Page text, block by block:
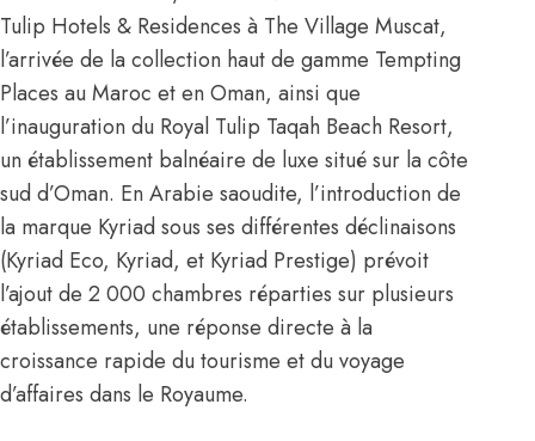
Tulip Hotels & Residences à The Village Muscat,
l’arrivée de la collection haut de gamme Tempting
Places au Maroc et en Oman, ainsi que
l’inauguration du Royal Tulip Taqah Beach Resort,
un établissement balnéaire de luxe situé sur la côte
sud d’Oman. En Arabie saoudite, l’introduction de
la marque Kyriad sous ses différentes déclinaisons
(Kyriad Eco, Kyriad, et Kyriad Prestige) prévoit
l’ajout de 2 000 chambres réparties sur plusieurs
établissements, une réponse directe à la
croissance rapide du tourisme et du voyage
d’affaires dans le Royaume.